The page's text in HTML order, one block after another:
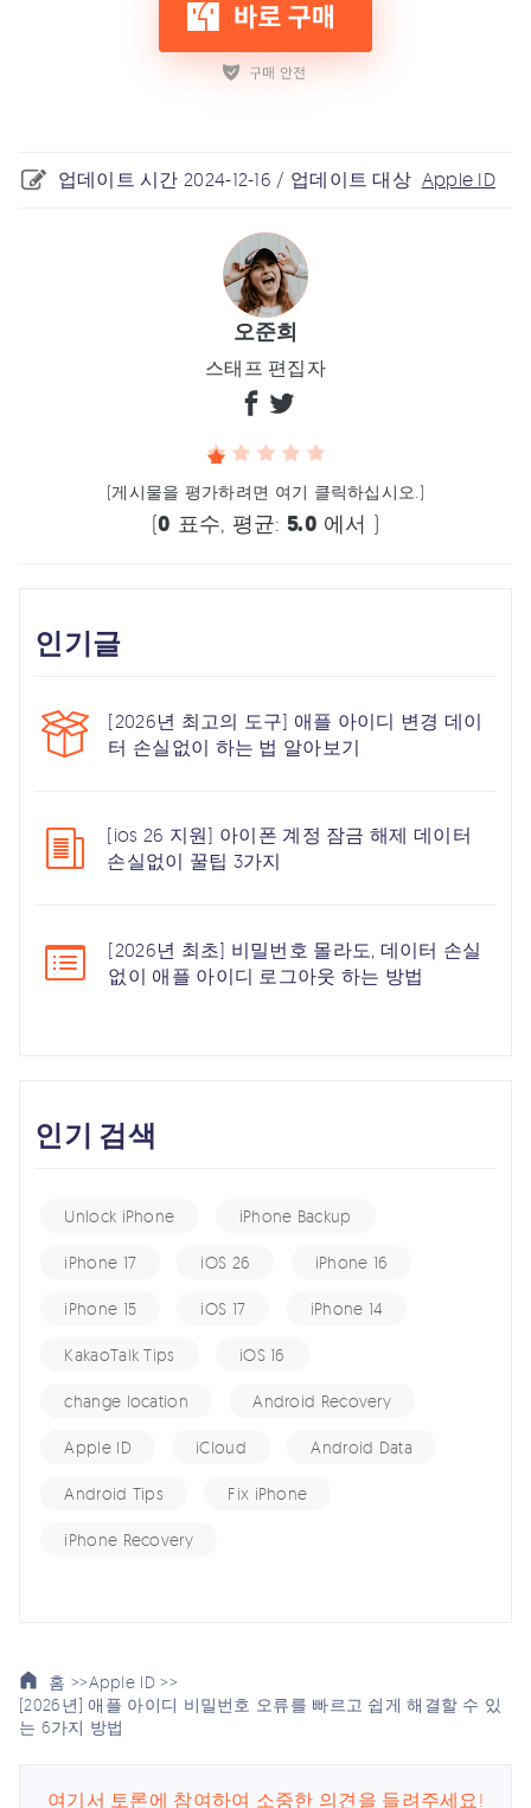
업데이트 시간 2024-12-16 / 업데이트 대상 Apple ID
오준희
스태프 편집자
(게시물을 평가하려면 여기 클릭하십시오.)
(0 표수, 평균: 5.0 에서 )
인기글
[2026년 최고의 도구] 애플 아이디 변경 데이
터 손실없이 하는 법 알아보기
[ios 26 지원] 아이폰 계정 잠금 해제 데이터
손실없이 꿀팁 3가지
[2026년 최초] 비밀번호 몰라도, 데이터 손실
없이 애플 아이디 로그아웃 하는 방법
인기 검색
Unlock iPhone iPhone Backup
iPhone 17 iOS 26 iPhone 16
iPhone 15 iOS 17 iPhone 14
KakaoTalk Tips iOS 16
change location Android Recovery
Apple ID iCloud Android Data
Android Tips Fix iPhone
iPhone Recovery
홈 >>Apple ID >>
[2026년] 애플 아이디 비밀번호 오류를 빠르고 쉽게 해결할 수 있
는 6가지 방법
여기서 토론에 참여하여 소중한 의견을 들려주세요!